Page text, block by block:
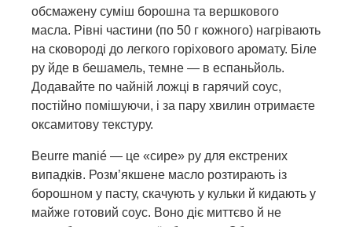
обсмажену суміш борошна та вершкового
масла. Рівні частини (по 50 г кожного) нагрівають
на сковороді до легкого горіхового аромату. Біле
ру йде в бешамель, темне — в еспаньйоль.
Додавайте по чайній ложці в гарячий соус,
постійно помішуючи, і за пару хвилин отримаєте
оксамитову текстуру.
Beurre manié — це «сире» ру для екстрених
випадків. Розм’якшене масло розтирають із
борошном у пасту, скачують у кульки й кидають у
майже готовий соус. Воно діє миттєво й не